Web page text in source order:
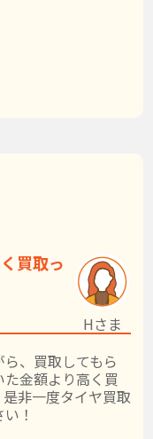
買取っ
、買取してもら
金額より高く買
非一度タイヤ買取
！
Hさま